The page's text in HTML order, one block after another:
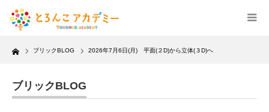
Home ブリックBLOG 2026年7月6日(月) 平面(２D)から立体(３D)へ
ブリックBLOG